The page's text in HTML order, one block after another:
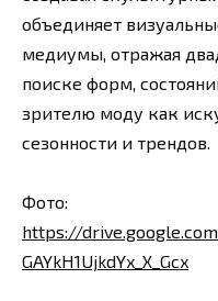
объединяет
медиумы, отражая
поиске форм,
зрителю моду как
сезонности и трендов.
Фото:
https://
GAYkH1UjkdYx_X_Gcx